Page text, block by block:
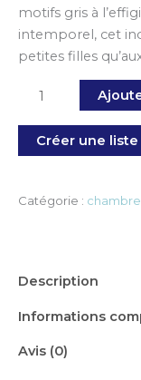
motifs gris à
intemporel, cet
petites filles
Créer une liste
Catégorie :
Description
Informations
Avis (0)